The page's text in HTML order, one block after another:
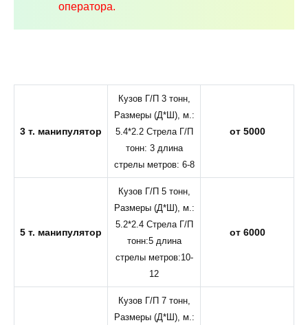
оператора.
3 т. манипулятор
Кузов Г/П 3 тонн,
Размеры (Д*Ш), м.:
5.4*2.2 Стрела Г/П
тонн: 3 длина
стрелы метров: 6-8
от 5000
5 т. манипулятор
Кузов Г/П 5 тонн,
Размеры (Д*Ш), м.:
5.2*2.4 Стрела Г/П
тонн:5 длина
стрелы метров:10-
12
от 6000
Кузов Г/П 7 тонн,
Размеры (Д*Ш), м.: